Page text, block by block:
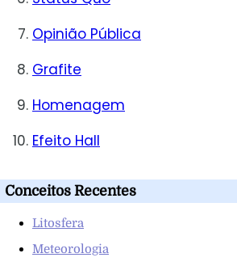
Opinião Pública
Grafite
Homenagem
Efeito Hall
Conceitos Recentes
Litosfera
Meteorologia